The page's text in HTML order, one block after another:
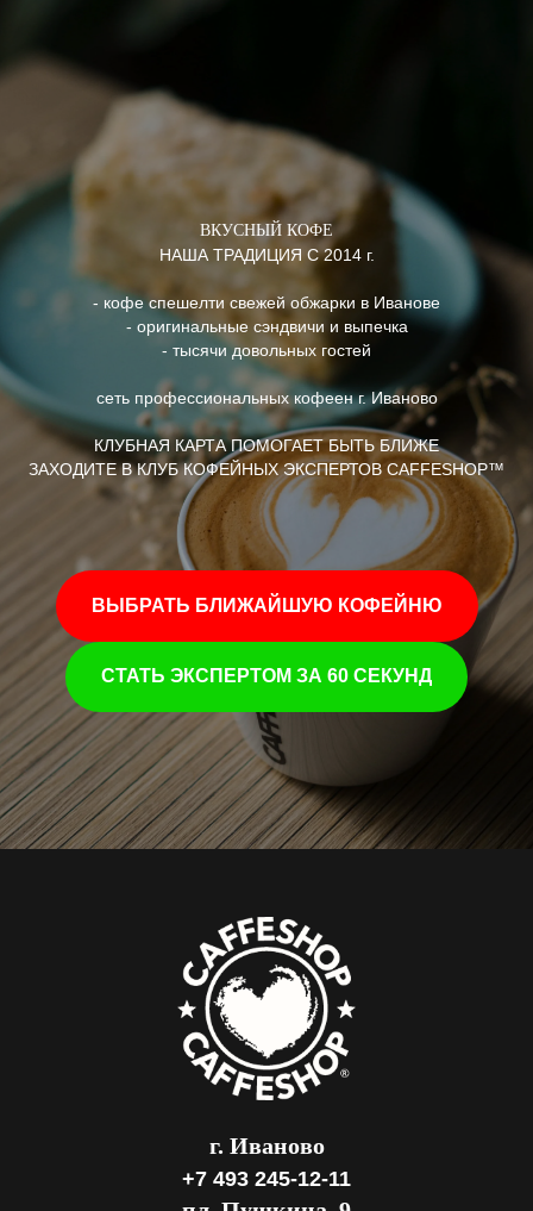
ВКУСНЫЙ КОФЕ
НАША ТРАДИЦИЯ С 2014 г.
- кофе спешелти свежей обжарки в Иванове
- оригинальные сэндвичи и выпечка
- тысячи довольных гостей
сеть профессиональных кофеенг. Иваново
КЛУБНАЯ КАРТА ПОМОГАЕТ БЫТЬ БЛИЖЕ
ЗАХОДИТЕ В КЛУБ КОФЕЙНЫХ ЭКСПЕРТОВ CAFFESHOP™
ВЫБРАТЬ БЛИЖАЙШУЮ КОФЕЙНЮ
СТАТЬ ЭКСПЕРТОМ ЗА 60 СЕКУНД
г. Иваново
+7 493 245-12-11